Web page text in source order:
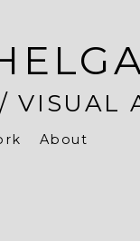
VISUAL
About